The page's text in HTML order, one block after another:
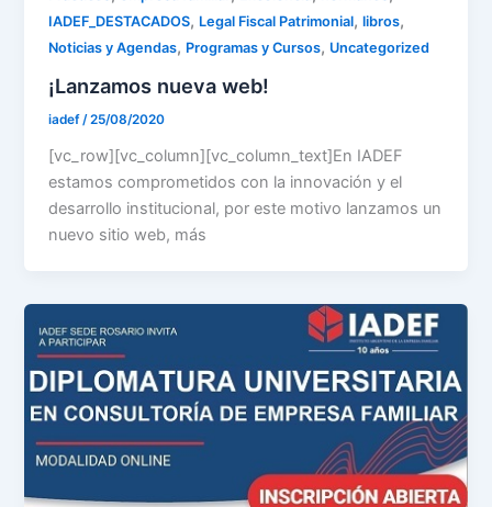
IADEF_DESTACADOS, Legal Fiscal Patrimonial,libros,
Noticias y Agendas, Programas y Cursos, Uncategorized
¡Lanzamos nueva web!
iadef /25/08/2020
[vc_row][vc_column][vc_column_text]En IADEF
estamos comprometidos con la innovación y el
desarrollo institucional, por este motivo lanzamos un
nuevo sitio web, más